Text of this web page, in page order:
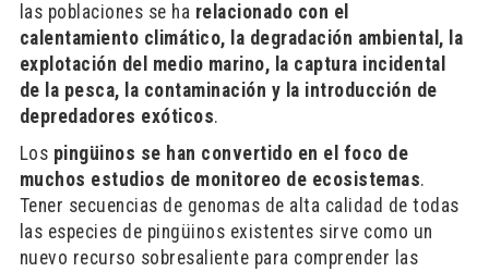
las poblaciones se ha relacionado con el
calentamiento climático, la degradación ambiental, la
explotación del medio marino, la captura incidental
de la pesca, la contaminación y la introducción de
depredadores exóticos.
Los pingüinos se han convertido en el foco de
muchos estudios de monitoreo de ecosistemas.
Tener secuencias de genomas de alta calidad de todas
las especies de pingüinos existentes sirve como un
nuevo recurso sobresaliente para comprender las